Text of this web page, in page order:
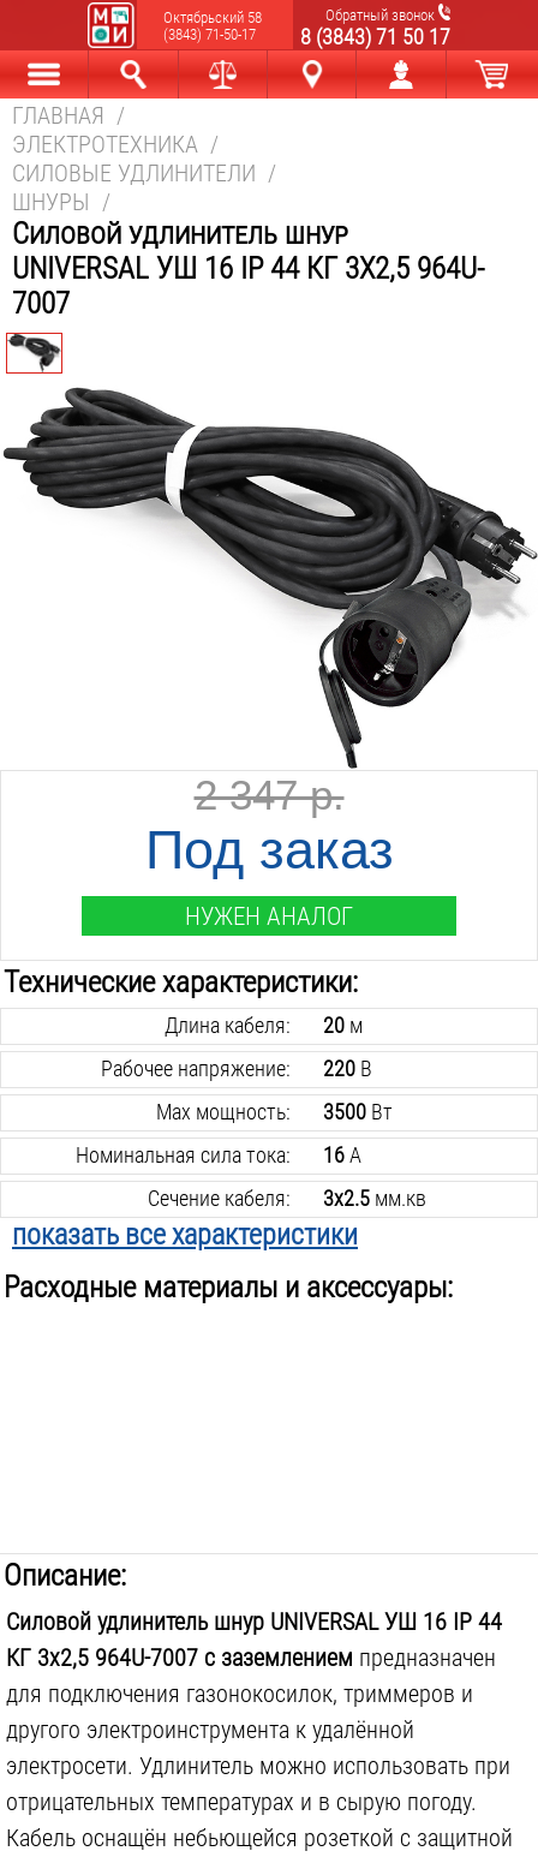
Октябрьский 58
(3843) 71-50-17
Обратный звонок
8 (3843) 71 50 17
Каталог Найти
ГЛАВНАЯ /
ЭЛЕКТРОТЕХНИКА /
СИЛОВЫЕ УДЛИНИТЕЛИ /
ШНУРЫ /
Силовой удлинитель шнур
UNIVERSAL УШ 16 IP 44 КГ 3Х2,5 964U-
7007
2 347 р.
Под заказ
НУЖЕН АНАЛОГ
Технические характеристики:
Длина кабеля: 20м
Рабочее напряжение:
220В
Max мощность:
3500Вт
Номинальная сила тока:
16А
Сечение кабеля:
3х2.5мм.кв
Марка кабеля:
кг
Наличие заземления:
есть
показать все характеристики
Расходные материалы и аксессуары:
Описание:
Силовой удлинитель шнур UNIVERSAL УШ 16 IP 44
КГ 3х2,5 964U-7007 с заземлением предназначен
для подключения газонокосилок, триммеров и
другого электроинструмента к удалённой
электросети. Удлинитель можно использовать при
отрицательных температурах и в сырую погоду.
Кабель оснащён небьющейся розеткой с защитной